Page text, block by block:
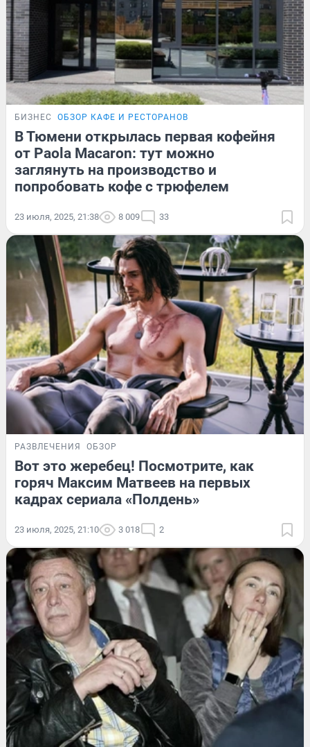
БИЗНЕС ОБЗОР КАФЕ И РЕСТОРАНОВ
В Тюмени открылась первая кофейня
от Paola Macaron: тут можно
заглянуть на производство и
попробовать кофе с трюфелем
23 июля, 2025, 21:38 8 009 33
РАЗВЛЕЧЕНИЯ ОБЗОР
Вот это жеребец! Посмотрите, как
горяч Максим Матвеев на первых
кадрах сериала «Полдень»
23 июля, 2025, 21:10 3 018 2